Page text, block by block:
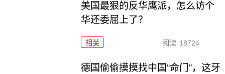
美国最狠的反华鹰派，怎么访个
华还委屈上了？
相关 阅读 18724
德国偷偷摸摸找中国“命门”，这牙